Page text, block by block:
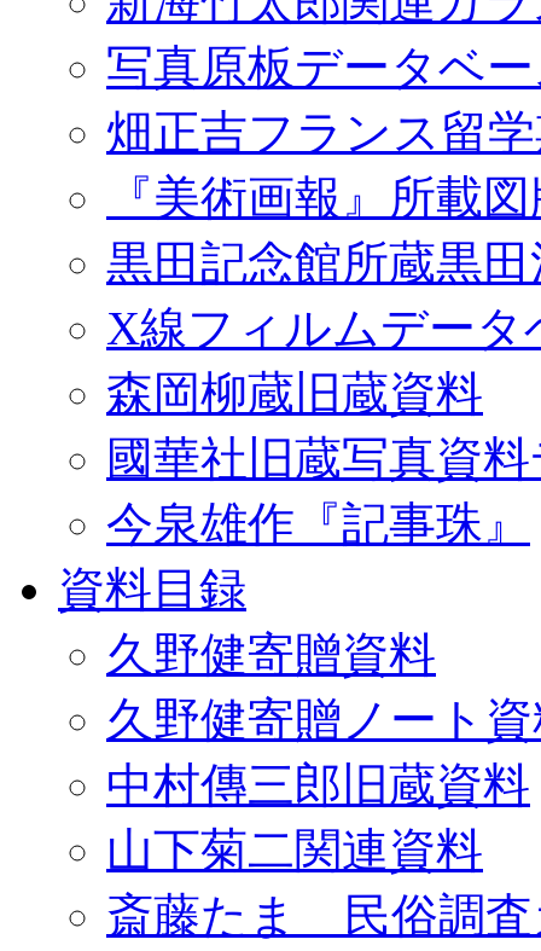
写真原板データベ
畑正吉フランス留
『美術画報』所載
黒田記念館所蔵黒
X線フィルムデータ
森岡柳蔵旧蔵資料
國華社旧蔵写真資
今泉雄作『記事珠』
資料目録
久野健寄贈資料
久野健寄贈ノート
中村傳三郎旧蔵資料
山下菊二関連資料
斎藤たま 民俗調査